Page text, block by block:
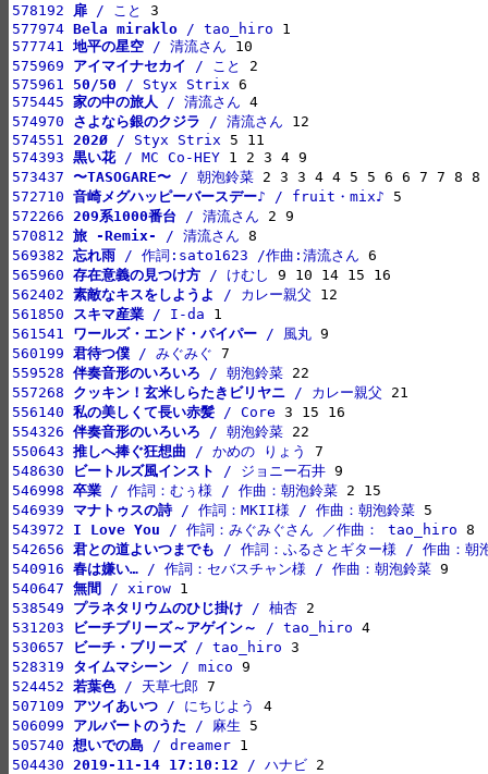
578192
扉 / こと
577974 Bela miraklo / tao_hiro
577741 地平の星空 / 清流さん
575969 アイマイナセカイ / こと
575961 50/50 / Styx Strix
575445 家の中の旅人 / 清流さん
574970 さよなら銀のクジラ / 清流さん
574551 202Ø / Styx Strix
574393 黒い花 / MC Co-HEY
573437 〜TASOGARE〜 / 朝泡鈴菜
572710 音崎メグハッピーバースデー♪ / fruit・mix♪
572266 209系1000番台 / 清流さん
570812 旅 -Remix- / 清流さん
569382 忘れ雨 / 作詞:sato1623 /作曲:清流さん
565960 存在意義の見つけ方 / けむし
562402 素敵なキスをしようよ / カレー親父
561850
スキマ産業 / I-da
561541 ワールズ・エンド・パイパー / 風丸
560199 君待つ僕 / みぐみぐ
559528 伴奏音形のいろいろ / 朝泡鈴菜
557268 クッキン！玄米しらたきビリヤニ / カレー親父
556140 私の美しくて長い赤髪 / Core
554326 伴奏音形のいろいろ / 朝泡鈴菜
550643 推しへ捧ぐ狂想曲 / かめの りょう
548630
ビートルズ風インスト / ジョニー石井
546998 卒業 / 作詞：むぅ様 / 作曲：朝泡鈴菜
546939 マナトゥスの詩 / 作詞：MKII様 / 作曲：朝泡鈴菜
543972 I Love You / 作詞：みぐみぐさん ／作曲： tao_hiro
542656 君との道よいつまでも / 作詞：ふるさとギター様 / 作曲：朝
540916 春は嫌い… / 作詞：セバスチャン様 / 作曲：朝泡鈴菜
540647 無間 / xirow
538549 プラネタリウムのひじ掛け / 柚杏
531203
ビーチブリーズ～アゲイン～ / tao_hiro
530657
ビーチ・ブリーズ / tao_hiro
528319 タイムマシーン / mico
524452 若葉色 / 天草七郎
507109 アツイあいつ / にちじよう
506099 アルバートのうた / 麻生
505740 想いでの島 / dreamer
504430 2019-11-14 17:10:12 / ハナビ